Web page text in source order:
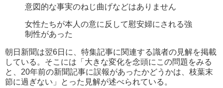
意図的な事実のねじ曲げなどはありません
女性たちが本人の意に反して慰安婦にされる強
制性があった
朝日新聞は翌6日に、特集記事に関連する識者の見解を掲載
している。そこには「大きな変化を念頭にこの問題をみる
と、20年前の新聞記事に誤報があったかどうかは、枝葉末
節に過ぎない」とった見解が述べられている。